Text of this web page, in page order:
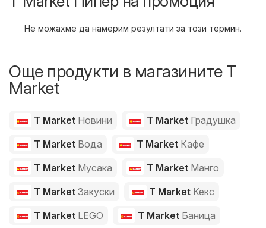
Не можахме да намерим резултати за този термин.
Още продукти в магазините T
Market
T Market Новини T Market Градушка
T Market Вода T Market Кафе
T Market Мусака T Market Манго
T Market Закуски T Market Кекс
T Market LEGO T Market Баница